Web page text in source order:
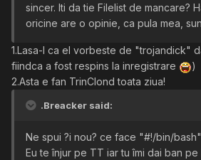
sincer. Iti da tie Filelist de mancare?
oricine are o opinie, ca pula mea,
1.Lasa-l ca el vorbeste de "trojandick"
fiindca a fost respins la inregistrare
)
2.Asta e fan TrinClond toata ziua!
.Breacker said:
Ne spui ?i nou? ce face "#!/bin/
Eu te înjur pe TT iar tu îmi dai ban pe